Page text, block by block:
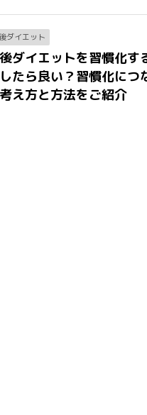
ダイエット
ダイエットを習慣化す
たら良い？習慣化につ
え方と方法をご紹介